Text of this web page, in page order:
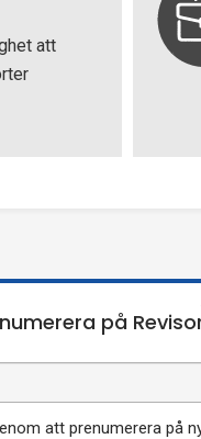
att
på
att prenumerera på